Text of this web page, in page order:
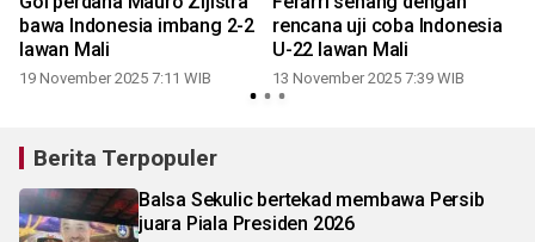
bawa Indonesia imbang 2-2
lawan Mali
19 November 2025 7:11 WIB
rencana uji coba Indonesia
U-22 lawan Mali
13 November 2025 7:39 WIB
Berita Terpopuler
Balsa Sekulic bertekad membawa Persib
juara Piala Presiden 2026